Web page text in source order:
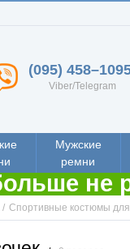
(095)
Viber/Telegram
Мужские
ремни
не
/ Спортивные костюмы для